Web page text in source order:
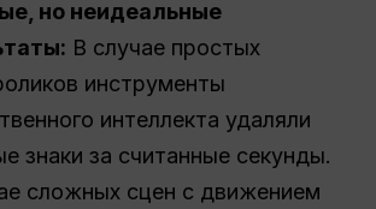
но неидеальные
В случае простых
инструменты
интеллекта удаляли
знаки за считанные секунды.
сложных сцен с движением